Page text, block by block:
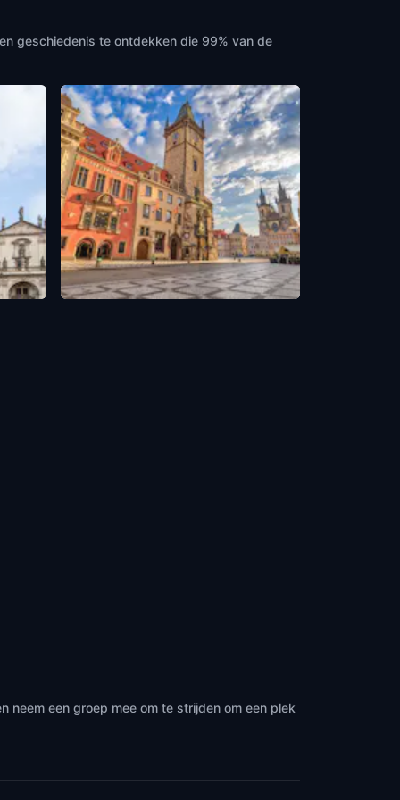
geschiedenis te ontdekken die 99% van de
neem een groep mee om te strijden om een plek